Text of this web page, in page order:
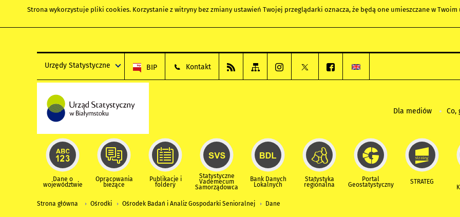
Strona wykorzystuje pliki cookies. Korzystanie z witryny bez zmiany ustawień Twojej przeglądarki oznacza, że będą one umieszczane w
Urzędy Statystyczne BIP Kontakt
Dla mediów Co,
Dane o
województwie
Opracowania
bieżące
Publikacje i
foldery
Statystyczne
Vademecum
Samorządowca
Bank Danych
Lokalnych
Statystyka
regionalna
Portal
Geostatystyczny STRATEG
Strona główna Ośrodki Ośrodek Badań i Analiz Gospodarki Senioralnej Dane